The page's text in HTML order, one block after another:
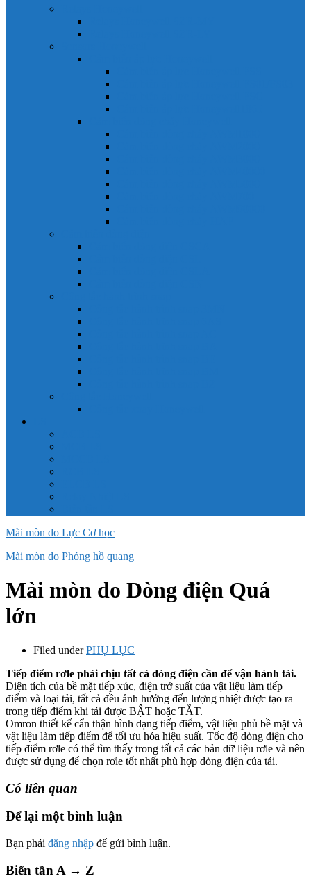
Mài mòn do Lực Cơ học
Mài mòn do Phóng hồ quang
Mài mòn do Dòng điện Quá
lớn
Filed underPHỤ LỤC
Tiếp điểm rơle phải chịu tất cả dòng điện cần để vận hành tải.
Diện tích của bề mặt tiếp xúc, điện trở suất của vật liệu làm tiếp
điểm và loại tải, tất cả đều ảnh hưởng đến lượng nhiệt được tạo ra
trong tiếp điểm khi tải được BẬT hoặc TẮT.
Omron thiết kế cẩn thận hình dạng tiếp điểm, vật liệu phủ bề mặt và
vật liệu làm tiếp điểm để tối ưu hóa hiệu suất. Tốc độ dòng điện cho
tiếp điểm rơle có thể tìm thấy trong tất cả các bản dữ liệu rơle và nên
được sử dụng để chọn rơle tốt nhất phù hợp dòng điện của tải.
Có liên quan
Để lại một bình luận
Bạn phải đăng nhập để gửi bình luận.
Biến tần A → Z